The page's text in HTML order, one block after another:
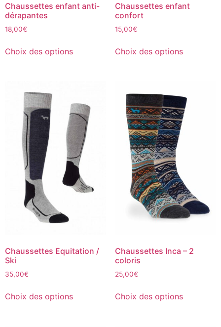
Chaussettes enfant anti-
dérapantes
18,00€
Choix des options
Chaussettes enfant
confort
15,00€
Choix des options
Chaussettes Equitation /
Ski
35,00€
Choix des options
Chaussettes Inca – 2
coloris
25,00€
Choix des options